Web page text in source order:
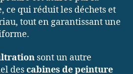
ce qui réduit les déchets et
tout en garantissant une
sont un autre
descabines de peinture